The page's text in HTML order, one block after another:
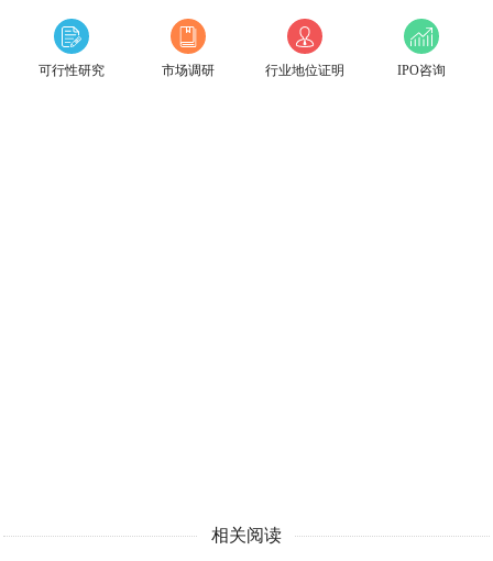
可行性研究 市场调研 行业地位证明 IPO咨询
相关阅读